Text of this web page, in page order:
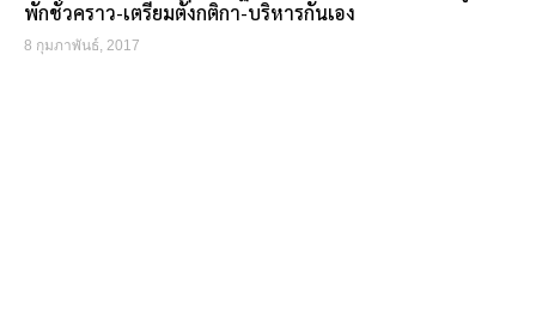
พักชั่วคราว-เตรียมตั้งกติกา-บริหารกันเอง
8 กุมภาพันธ์, 2017